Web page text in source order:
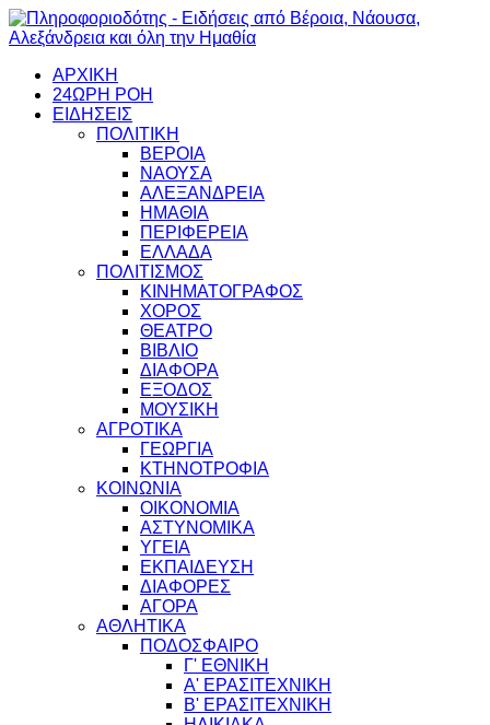
ΑΡΧΙΚΗ
24ΩΡΗ ΡΟΗ
ΕΙΔΗΣΕΙΣ
ΠΟΛΙΤΙΚΗ
ΒΕΡΟΙΑ
ΝΑΟΥΣΑ
ΑΛΕΞΑΝΔΡΕΙΑ
ΗΜΑΘΙΑ
ΠΕΡΙΦΕΡΕΙΑ
ΕΛΛΑΔΑ
ΠΟΛΙΤΙΣΜΟΣ
ΚΙΝΗΜΑΤΟΓΡΑΦΟΣ
ΧΟΡΟΣ
ΘΕΑΤΡΟ
ΒΙΒΛΙΟ
ΔΙΑΦΟΡΑ
ΕΞΟΔΟΣ
ΜΟΥΣΙΚΗ
ΑΓΡΟΤΙΚΑ
ΓΕΩΡΓΙΑ
ΚΤΗΝΟΤΡΟΦΙΑ
ΚΟΙΝΩΝΙΑ
ΟΙΚΟΝΟΜΙΑ
ΑΣΤΥΝΟΜΙΚΑ
ΥΓΕΙΑ
ΕΚΠΑΙΔΕΥΣΗ
ΔΙΑΦΟΡΕΣ
ΑΓΟΡΑ
ΑΘΛΗΤΙΚΑ
ΠΟΔΟΣΦΑΙΡΟ
Γ' ΕΘΝΙΚΗ
Α' ΕΡΑΣΙΤΕΧΝΙΚΗ
Β' ΕΡΑΣΙΤΕΧΝΙΚΗ